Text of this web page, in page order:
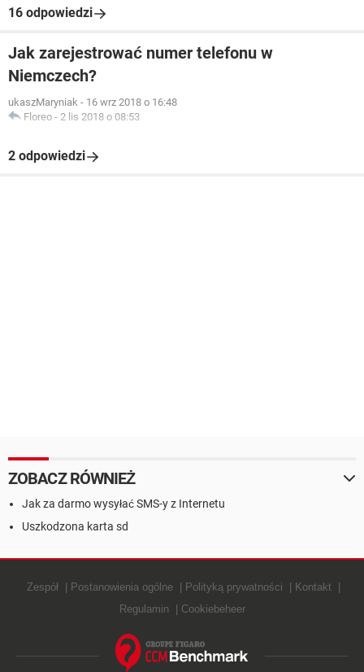
16 odpowiedzi
Jak zarejestrować numer telefonu w
Niemczech?
ukaszMaryniak - 16 wrz 2018 o 16:48
Floreo - 2 lis 2018 o 08:53
2 odpowiedzi
ZOBACZ RÓWNIEŻ
Jak za darmo wysyłać SMS-y z Internetu
Uszkodzona karta sd
Zespół Postanowienia ogólne Polityką prywatności
Kontakt
Regulamin
Cookiebeheer